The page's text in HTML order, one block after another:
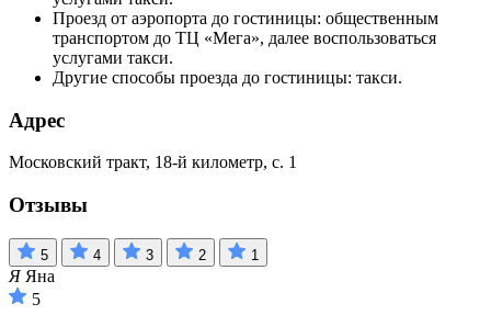
Проезд от аэропорта до гостиницы: общественным
транспортом до ТЦ «Мега», далее воспользоваться
услугами такси.
Другие способы проезда до гостиницы: такси.
Адрес
Московский тракт, 18-й километр, с. 1
Отзывы
5 4 3 2 1
Я Яна
5